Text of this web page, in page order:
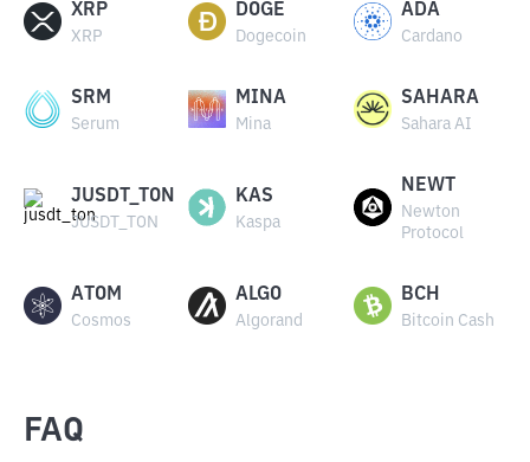
XRP
XRP
DOGE
Dogecoin
ADA
Cardano
SRM
Serum
MINA
Mina
SAHARA
Sahara AI
JUSDT_TON
JUSDT_TON
KAS
Kaspa
NEWT
Newton
Protocol
ATOM
Cosmos
ALGO
Algorand
BCH
Bitcoin Cash
FAQ